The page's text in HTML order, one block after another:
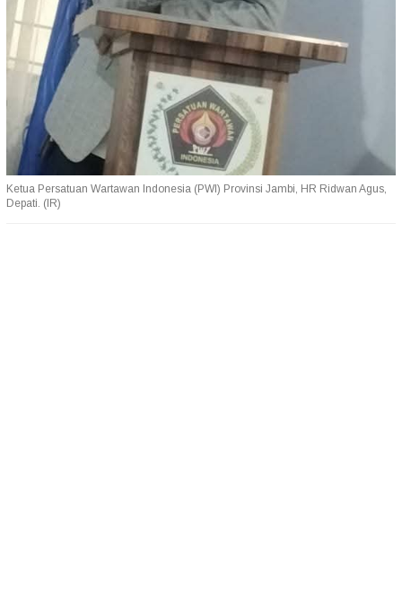
Ketua Persatuan Wartawan Indonesia (PWI) Provinsi Jambi, HR Ridwan Agus,
Depati. (IR)